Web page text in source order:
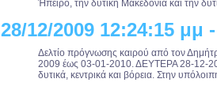
Ήπειρο, την δυτική Μακεδονία και την
28/12/2009 12:24:15
Δελτίο πρόγνωσης καιρού από τον
2009 έως 03-01-2010. ΔΕΥΤΕΡΑ 28-12-
δυτικά, κεντρικά και βόρεια. Στην